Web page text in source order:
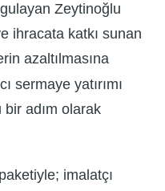
Zeytinoğlu
ihracata katkı sunan
azaltılmasına
sermaye yatırımı
adım olarak
imalatçı